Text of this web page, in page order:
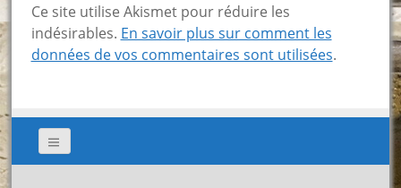
Ce site utilise Akismet pour réduire les
indésirables. En savoir plus sur comment les
données de vos commentaires sont utilisées.